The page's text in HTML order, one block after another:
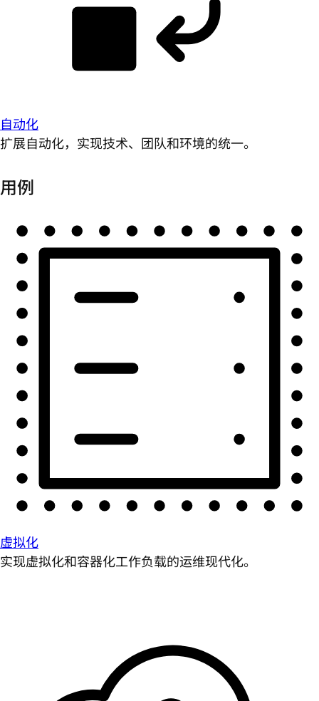
自动化
扩展自动化，实现技术、团队和环境的统一。
用例
虚拟化
实现虚拟化和容器化工作负载的运维现代化。